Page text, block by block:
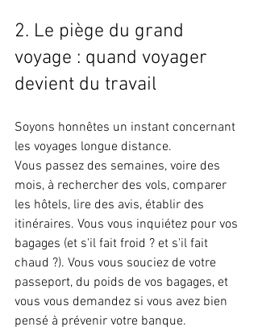
2. Le piège du grand
voyage : quand voyager
devient du travail
Soyons honnêtes un instant concernant
les voyages longue distance.
Vous passez des semaines, voire des
mois, à rechercher des vols, comparer
les hôtels, lire des avis, établir des
itinéraires. Vous vous inquiétez pour vos
bagages (et s'il fait froid ? et s'il fait
chaud ?). Vous vous souciez de votre
passeport, du poids de vos bagages, et
vous vous demandez si vous avez bien
pensé à prévenir votre banque.